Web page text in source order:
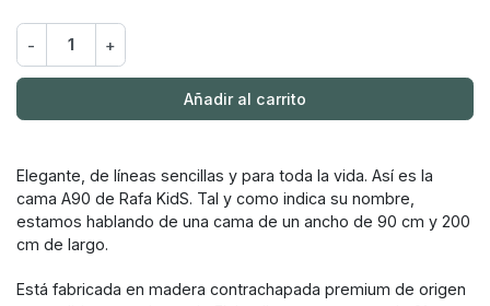
- +
Añadir al carrito
Elegante, de líneas sencillas y para toda la vida. Así es la
cama A90 de Rafa KidS. Tal y como indica su nombre,
estamos hablando de una cama de un ancho de 90 cm y 200
cm de largo.
Está fabricada en madera contrachapada premium de origen